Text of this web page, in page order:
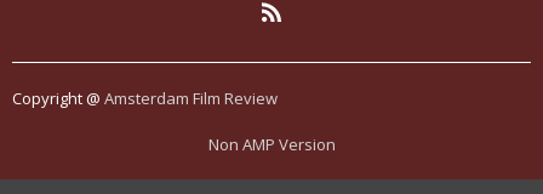
Copyright @ Amsterdam Film Review
Non AMP Version